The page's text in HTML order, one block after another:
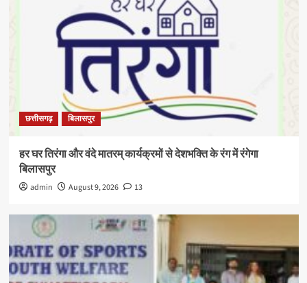
छत्तीसगढ़ बिलासपुर
हर घर तिरंगा और वंदे मातरम् कार्यक्रमों से देशभक्ति के रंग में रंगेगा
बिलासपुर
admin August 9, 2026 13